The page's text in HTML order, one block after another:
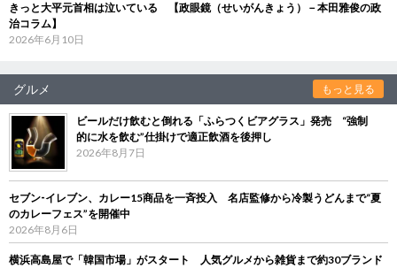
きっと大平元首相は泣いている 【政眼鏡（せいがんきょう）－本田雅俊の政
治コラム】
2026年6月10日
グルメ もっと見る
ビールだけ飲むと倒れる「ふらつくビアグラス」発売 “強制
的に水を飲む”仕掛けで適正飲酒を後押し
2026年8月7日
セブン‐イレブン、カレー15商品を一斉投入 名店監修から冷製うどんまで“夏
のカレーフェス”を開催中
2026年8月6日
横浜高島屋で「韓国市場」がスタート 人気グルメから雑貨まで約30ブランド